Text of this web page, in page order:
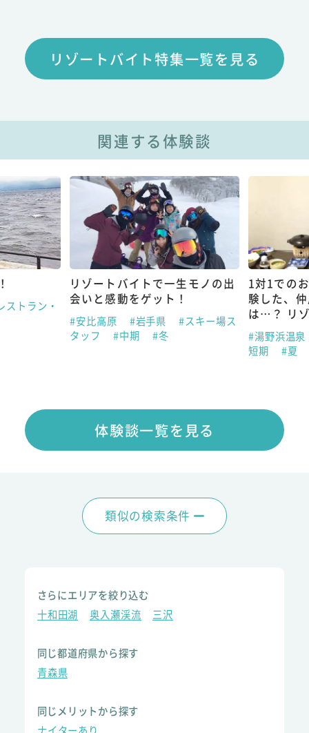
リゾートバイト特集一覧を見る
関連する体験談
ストラン・
リゾートバイトで一生モノの出
会いと感動をゲット！
#安比高原 #岩手県
#スキー場ス
タッフ
#中期 #冬
1対1での
験した、
は…？ リ
#湯野浜温泉
短期
#夏
体験談一覧を見る
類似の検索条件
さらにエリアを絞り込む
十和田湖
奥入瀬渓流 三沢
同じ都道府県から探す
青森県
同じメリットから探す
ナイターあり